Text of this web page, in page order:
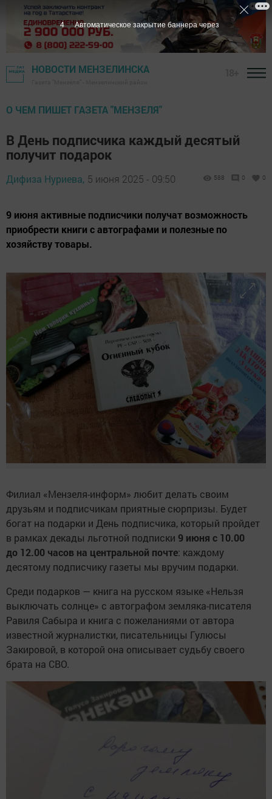
НОВОСТИ МЕНЗЕЛИНСКА
О ЧЕМ ПИШЕТ ГАЗЕТА "МЕНЗЕЛЯ"
В День подписчика каждый десятый
получит подарок
Дифиза Нуриева, 5 июня 2025 - 09:50 588 0 0
9 июня активные подписчики получат возможность
приобрести книги с автографами и полезные по
хозяйству товары.
Филиал «Мензеля-информ» любит делать своим
друзьям и подписчикам приятные сюрпризы. Будет
богат на подарки и День подписчика, который пройдет
в рамках декады льготной подписки 9 июня с 10.00
до 12.00 часов на центральной почте: каждому
десятому подписчику газеты мы вручим подарки.
Среди подарков — книга на русском языке «Нельзя
выключать солнце» с автографом земляка-писателя
Равиля Сабыра и книга с пожеланиями от автора
известной журналистки, писательницы Гулюсы
Закировой, в которой она описывает судьбу своего
брата на СВО.
3 Автоматическое закрытие баннера через